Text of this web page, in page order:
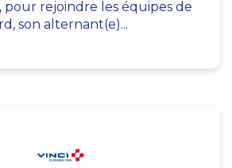
pour rejoindre les équipes de
son alternant(e)...